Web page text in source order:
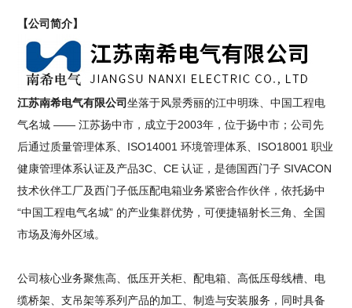
【公司简介】
江苏南希电气有限公司坐落于风景秀丽的江中明珠、中国工程电
气名城 —— 江苏扬中市，成立于2003年，位于扬中市；公司先
后通过质量管理体系、ISO14001 环境管理体系、ISO18001 职业
健康管理体系认证及产品3C、CE 认证，是德国西门子 SIVACON
技术伙伴工厂及西门子低压配电箱业务紧密合作伙伴，依托扬中
“中国工程电气名城” 的产业集群优势，可便捷辐射长三角、全国
市场及海外区域。
公司核心业务聚焦高、低压开关柜、配电箱、高低压母线槽、电
缆桥架、支吊架等系列产品的加工、制造与安装服务，同时具备